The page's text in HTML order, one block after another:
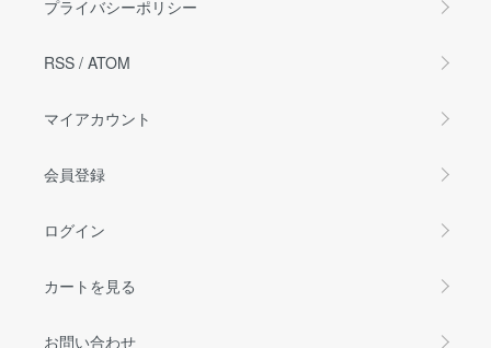
プライバシーポリシー
RSS / ATOM
マイアカウント
会員登録
ログイン
カートを見る
お問い合わせ